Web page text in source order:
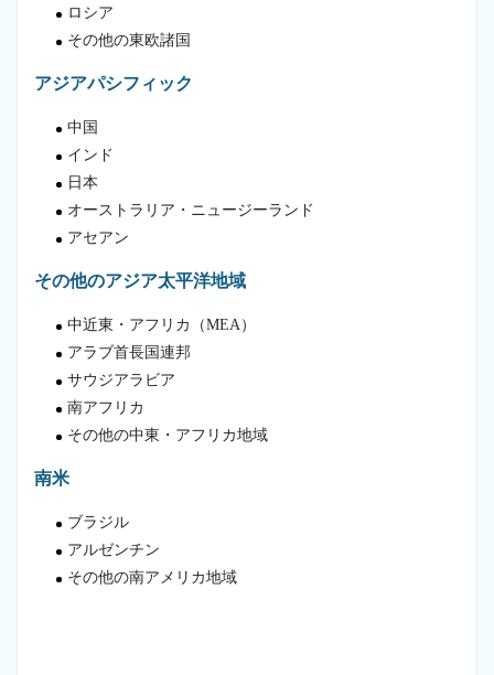
ロシア
その他の東欧諸国
アジアパシフィック
中国
インド
日本
オーストラリア・ニュージーランド
アセアン
その他のアジア太平洋地域
中近東・アフリカ（MEA）
アラブ首長国連邦
サウジアラビア
南アフリカ
その他の中東・アフリカ地域
南米
ブラジル
アルゼンチン
その他の南アメリカ地域